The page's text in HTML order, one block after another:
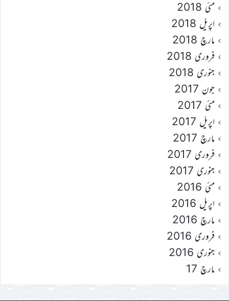
مئی 2018
اپریل 2018
مارچ 2018
فروری 2018
جنوری 2018
جون 2017
مئی 2017
اپریل 2017
مارچ 2017
فروری 2017
جنوری 2017
مئی 2016
اپریل 2016
مارچ 2016
فروری 2016
جنوری 2016
مارچ 17